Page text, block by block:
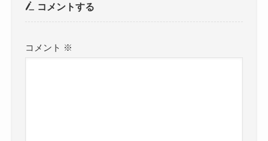
コメントする
コメント ※